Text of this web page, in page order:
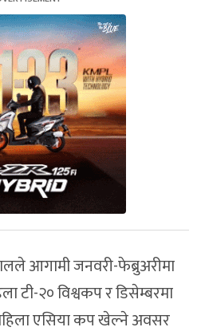
आगामी जनवरी-फेब्रुअरीमा
टी-२० विश्वकप र डिसेम्बरमा
एसिया कप खेल्ने अवसर